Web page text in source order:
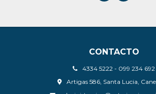
CONTACTO
4334 5222 - 099 234 692
Artigas 586, Santa Lucia,